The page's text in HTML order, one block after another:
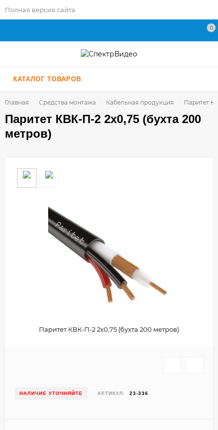
Полная версия сайта
0
КАТАЛОГ ТОВАРОВ
Главная Средства монтажа Кабельная продукция Паритет
Паритет КВК-П-2 2х0,75 (бухта 200
метров)
Паритет КВК-П-2 2х0,75 (бухта 200 метров)
НАЛИЧИЕ УТОЧНЯЙТЕ АРТИКУЛ: 23-336